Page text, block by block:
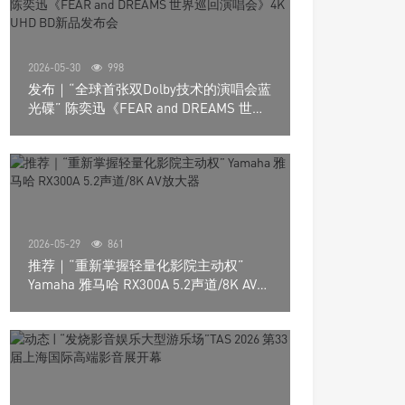
2026-05-30 998
发布｜“全球首张双Dolby技术的演唱会蓝
光碟” 陈奕迅《FEAR and DREAMS 世界
2026-05-29 861
推荐｜“重新掌握轻量化影院主动权”
Yamaha 雅马哈 RX300A 5.2声道/8K AV放